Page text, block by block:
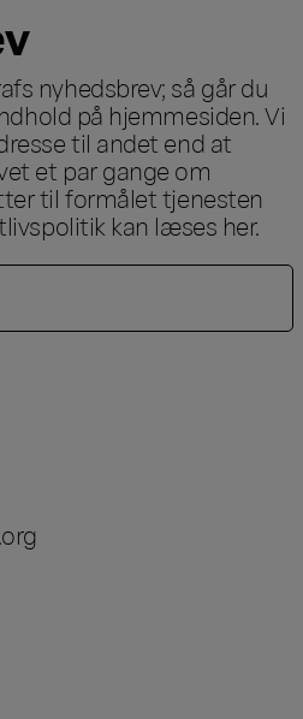
nyhedsbrev; så går du
på hjemmesiden. Vi
til andet end at
et par gange om
til formålet tjenesten
kan læses her.